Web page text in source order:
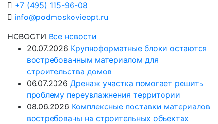
+7 (495) 115-96-08
info@podmoskovieopt.ru
НОВОСТИ Все новости
20.07.2026 Крупноформатные блоки остаются
востребованным материалом для
строительства домов
06.07.2026 Дренаж участка помогает решить
проблему переувлажнения территории
08.06.2026 Комплексные поставки материалов
востребованы на строительных объектах